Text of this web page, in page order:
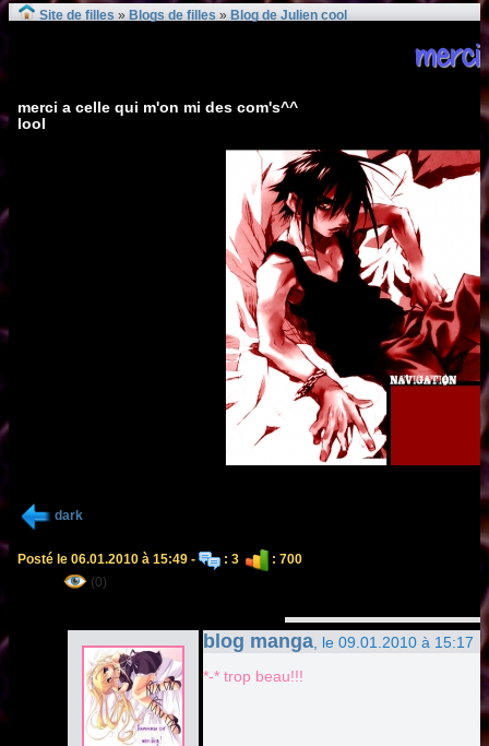
Site de filles » Blogs de filles » Blog de Julien cool
merci a celle qui m'on mi des com's^^
lool
dark
Posté le 06.01.2010 à 15:49 - : 3
: 700
(0)
blog manga , le 09.01.2010 à 15:17
*-* trop beau!!!